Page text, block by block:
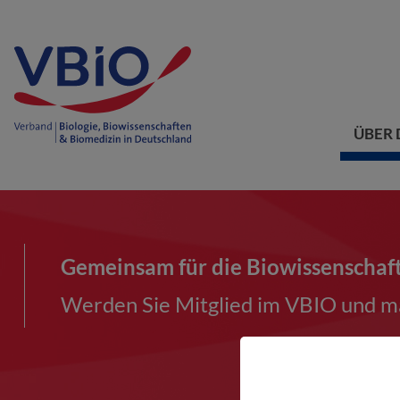
ÜBER
Gemeinsam für die
Werden Sie Mitglied im VBIO und